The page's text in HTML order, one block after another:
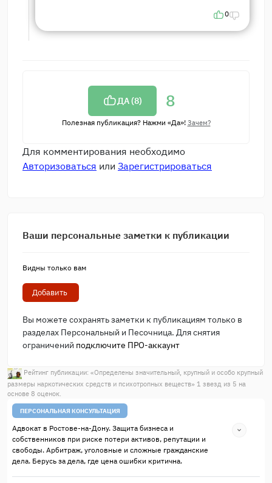
0
ДА (8) 8
Полезная публикация? Нажми «Да»! Зачем?
Для комментирования необходимо
Авторизоваться или Зарегистрироваться
Ваши персональные заметки к публикации
Видны только вам
Добавить
Вы можете сохранять заметки к публикациям только в
разделах Персональный и Песочница. Для снятия
ограничений подключите ПРО-аккаунт
Рейтинг публикации: «Определены значительный, крупный и особо крупный
размеры наркотических средств и психотропных веществ» 1 звезд из 5 на
основе 8 оценок.
ПЕРСОНАЛЬНАЯ КОНСУЛЬТАЦИЯ
Адвокат в Ростове-на-Дону. Защита бизнеса и
собственников при риске потери активов, репутации и
свободы. Арбитраж, уголовные и сложные гражданские
дела. Берусь за дела, где цена ошибки критична.